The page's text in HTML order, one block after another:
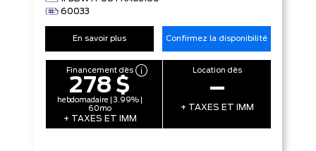
60033
En savoir plus Confirmez la disponibilité
Financement dès
278 $
hebdomadaire | 3.99% |
60mo
+ TAXES ET IMM
Location dès
–
+ TAXES ET IMM